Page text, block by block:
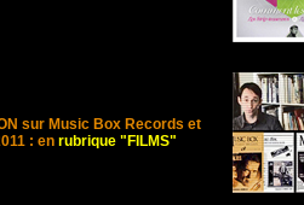
sur Music Box Records et
: en rubrique "FILMS"